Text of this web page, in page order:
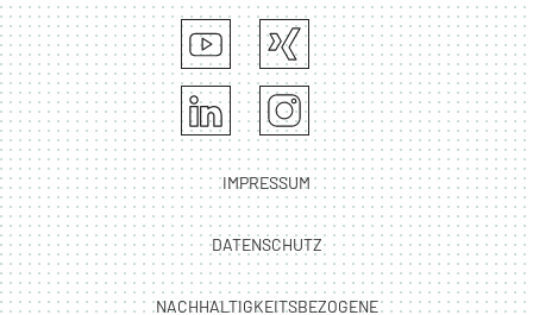
IMPRESSUM
DATENSCHUTZ
NACHHALTIGKEITSBEZOGENE